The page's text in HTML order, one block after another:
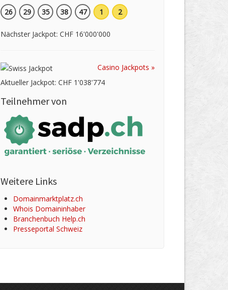
26 29 35 38 47 1 2
Nächster Jackpot: CHF 16'000'000
Casino Jackpots »
Aktueller Jackpot: CHF 1'038'774
Teilnehmer von
Weitere Links
Domainmarktplatz.ch
Whois Domaininhaber
Branchenbuch Help.ch
Presseportal Schweiz